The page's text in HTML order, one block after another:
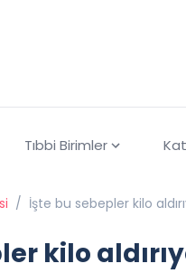
Tıbbi Birimler
/ İşte bu sebepler kilo
kilo